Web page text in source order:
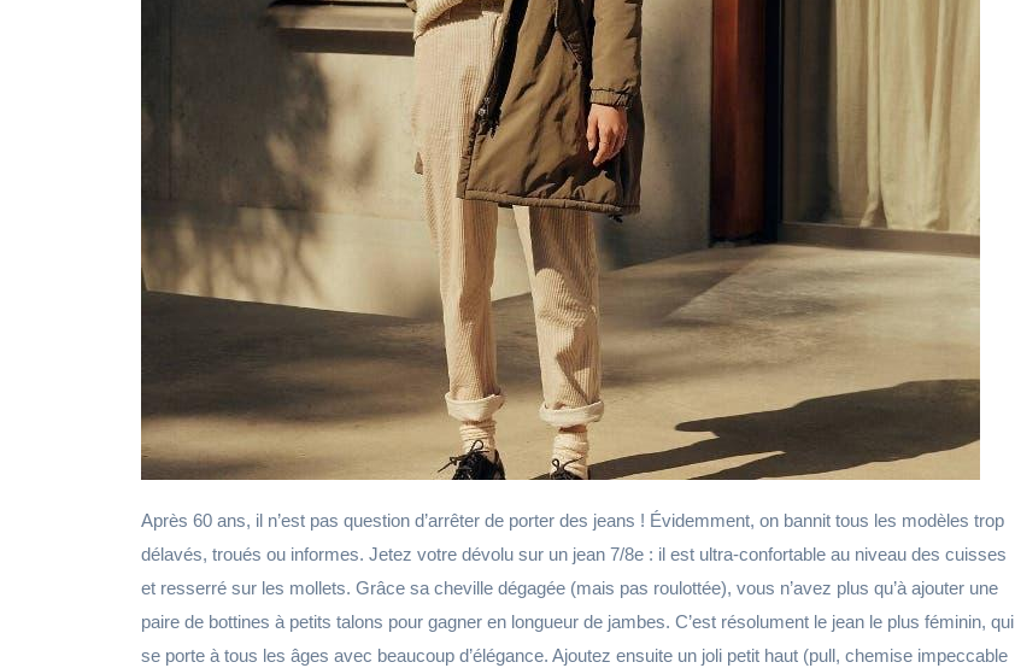
Après 60 ans, il n’est pas question d’arrêter de porter des jeans ! Évidemment, on bannit tous les modèles trop
délavés, troués ou informes. Jetez votre dévolu sur un jean 7/8e : il est ultra-confortable au niveau des cuisses
et resserré sur les mollets. Grâce sa cheville dégagée (mais pas roulottée), vous n’avez plus qu’à ajouter une
paire de bottines à petits talons pour gagner en longueur de jambes. C’est résolument le jean le plus féminin, qui
se porte à tous les âges avec beaucoup d’élégance. Ajoutez ensuite un joli petit haut (pull, chemise impeccable